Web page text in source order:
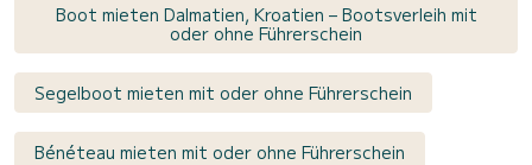
Boot mieten Dalmatien, Kroatien – Bootsverleih mit
oder ohne Führerschein
Segelboot mieten mit oder ohne Führerschein
Bénéteau mieten mit oder ohne Führerschein